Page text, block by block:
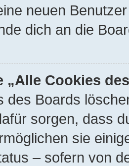
neuen
dich an die
„Alle Cookies
des Boards
sorgen, dass
sie
– sofern von